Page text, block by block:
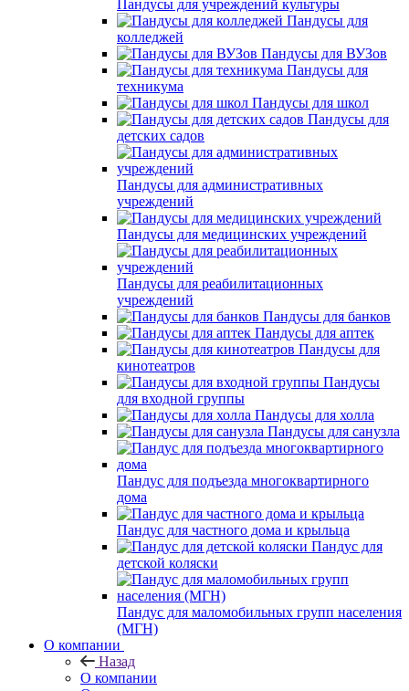
Пандусы для учреждений культуры
Пандусы для
колледжей
Пандусы для ВУЗов
Пандусы для
техникума
Пандусы для школ
Пандусы для
детских садов
Пандусы для административных
учреждений
Пандусы для медицинских учреждений
Пандусы для реабилитационных
учреждений
Пандусы для банков
Пандусы для аптек
Пандусы для
кинотеатров
Пандусы
для входной группы
Пандусы для холла
Пандусы для санузла
Пандус для подъезда многоквартирного
дома
Пандус для частного дома и крыльца
Пандус для
детской коляски
Пандус для маломобильных групп населения
(МГН)
О компании
Назад
О компании